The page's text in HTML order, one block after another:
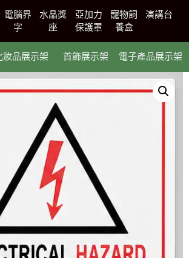
電腦界
字
水晶獎
座
亞加力
保護罩
寵物飼
養盒
演講台
妝品展示架 首飾展示架 電子產品展示架